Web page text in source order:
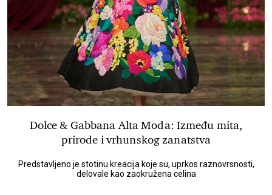
Dolce & Gabbana Alta Moda: Između mita,
prirode i vrhunskog zanatstva
Predstavljeno je stotinu kreacija koje su, uprkos raznovrsnosti,
delovale kao zaokružena celina